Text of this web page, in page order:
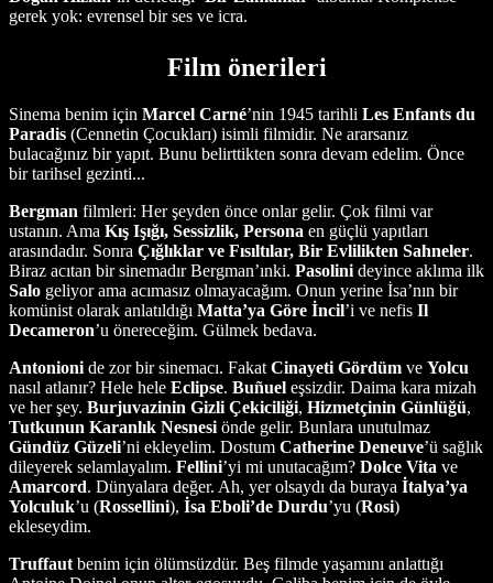
gerek yok: evrensel bir ses ve icra.
Film önerileri
Sinema benim için Marcel Carné’nin 1945 tarihli Les Enfants du
Paradis (Cennetin Çocukları) isimli filmidir. Ne ararsanız
bulacağınız bir yapıt. Bunu belirttikten sonra devam edelim. Önce
bir tarihsel gezinti...
Bergman filmleri: Her şeyden önce onlar gelir. Çok filmi var
ustanın. Ama Kış Işığı, Sessizlik, Persona en güçlü yapıtları
arasındadır. Sonra Çığlıklar ve Fısıltılar, Bir Evlilikten Sahneler.
Biraz acıtan bir sinemadır Bergman’ınki. Pasolini deyince aklıma ilk
Salo geliyor ama acımasız olmayacağım. Onun yerine İsa’nın bir
komünist olarak anlatıldığı Matta’ya Göre İncil’i ve nefis Il
Decameron’u önereceğim. Gülmek bedava.
Antonioni de zor bir sinemacı. Fakat Cinayeti Gördüm ve Yolcu
nasıl atlanır? Hele hele Eclipse. Buñuel eşsizdir. Daima kara mizah
ve her şey. Burjuvazinin Gizli Çekiciliği, Hizmetçinin Günlüğü,
Tutkunun Karanlık Nesnesi önde gelir. Bunlara unutulmaz
Gündüz Güzeli’ni ekleyelim. Dostum Catherine Deneuve’ü sağlık
dileyerek selamlayalım. Fellini’yi mi unutacağım? Dolce Vita ve
Amarcord. Dünyalara değer. Ah, yer olsaydı da buraya İtalya’ya
Yolculuk’u (Rossellini), İsa Eboli’de Durdu’yu (Rosi)
ekleseydim.
Truffaut benim için ölümsüzdür. Beş filmde yaşamını anlattığı